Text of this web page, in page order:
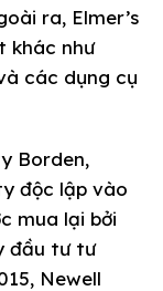
ra, Elmer’s
khác như
các dụng cụ
Borden,
độc lập vào
mua lại bởi
đầu tư tư
Newell